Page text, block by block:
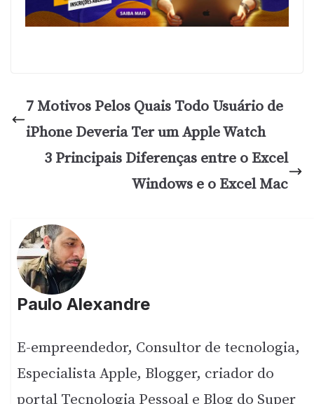
7 Motivos Pelos Quais Todo Usuário de
iPhone Deveria Ter um Apple Watch
3 Principais Diferenças entre o Excel
Windows e o Excel Mac
Paulo Alexandre
E-empreendedor, Consultor de tecnologia,
Especialista Apple, Blogger, criador do
portal Tecnologia Pessoal e Blog do Super